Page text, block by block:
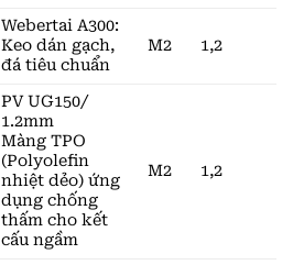
Webertai A300:
Keo dán gạch,
đá tiêu chuẩn
M2 1,2
PV UG150/
1.2mm
Màng TPO
(Polyolefin
nhiệt dẻo) ứng
dụng chống
thấm cho kết
cấu ngầm
M2 1,2